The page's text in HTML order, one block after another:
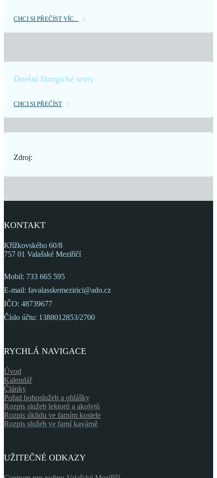
CHCI SI PŘEČÍST VÍC...
Dnešní liturgické texty
CHCI SI PŘEČÍST
Zdroj:
KONTAKT
Křížkovského 60/8
757 01 Valašské Meziříčí
Mobil: 733 665 595
E-mail: favalasskemezirici@ado.cz
IČO: 48739677
Číslo účtu: 1388012853/2700
RYCHLÁ NAVIGACE
Úvod
Kalendář
Články
Pořad bohoslužeb a ohlášky
Rozpis služeb lektorů a akolytů
Rozpis úklidu ve farním kostele
Rozpis služeb ve farní kavárně
UŽITEČNÉ ODKAZY